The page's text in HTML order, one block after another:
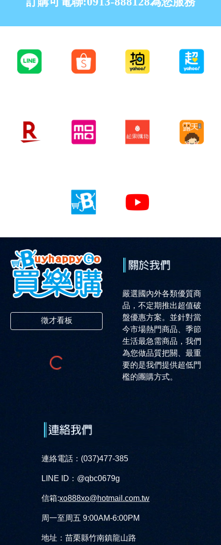
徵才看板
嚴選國內外各類優質商
品，不定期推出超值破
盤優惠方案。並針對當
今市場熱門商品、季節
生活最急需商品，我們
為您做品質把關、最重
要的是我們提供超低門
檻的團購方式。
連絡電話：(037)477-385
LINE ID：@qbc0679g
信箱:xo888xo@hotmail.com.tw
周一至周五 9:00AM-6:00PM
地址：苗栗縣竹南鎮龍山路